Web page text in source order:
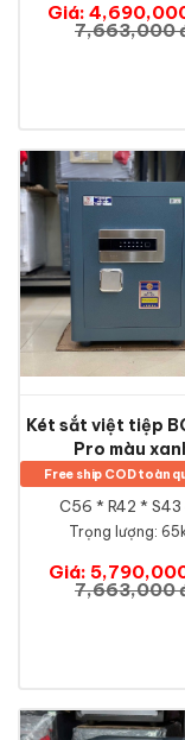
Giá:
7,663,000
Két sắt việt tiệp
Pro màu
Free ship COD toàn
C56 * R42 * S43
Trọng lượng:
Giá:
7,663,000